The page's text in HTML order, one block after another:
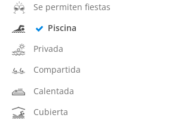
Se permiten fiestas
Piscina
Privada
Compartida
Calentada
Cubierta